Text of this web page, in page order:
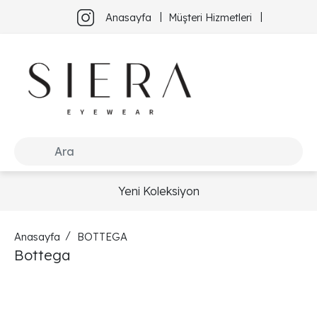
Anasayfa Müşteri Hizmetleri
Yeni Koleksiyon
Anasayfa BOTTEGA
Bottega